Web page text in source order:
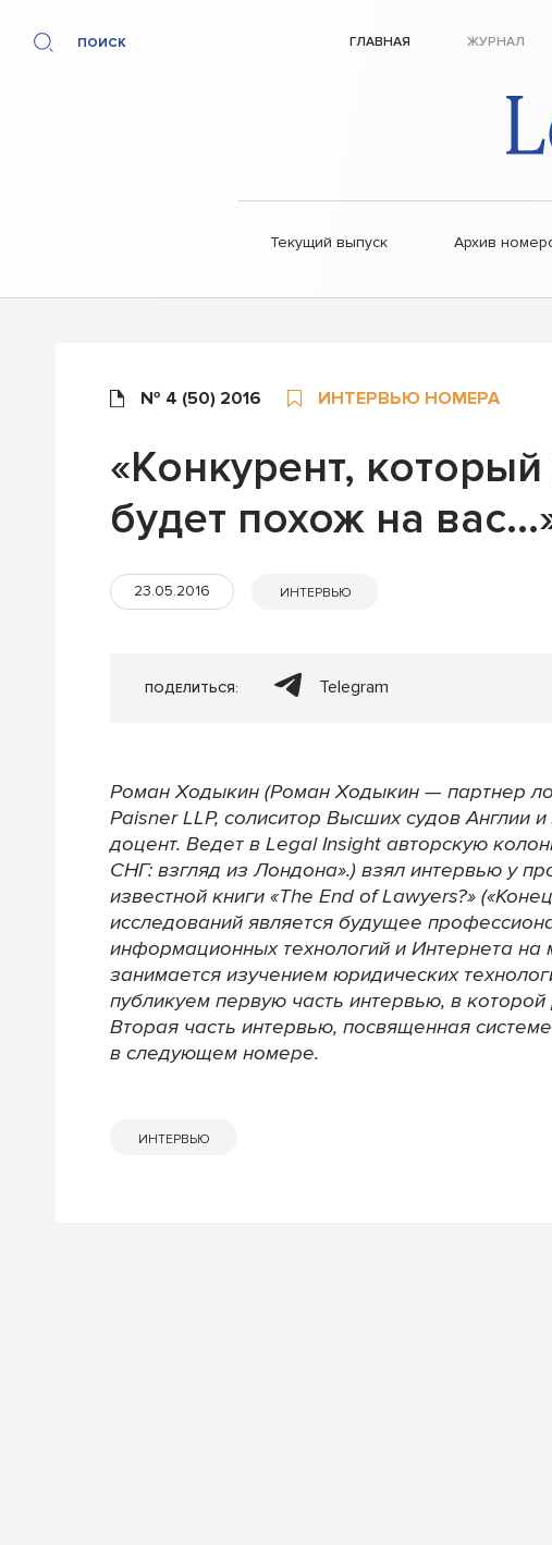
ПОИСК ГЛАВНАЯ ЖУРНАЛ
Текущий выпуск Архив
№ 4 (50) 2016 ИНТЕРВЬЮ НОМЕРА
«Конкурент,
будет похож на
23.05.2016 ИНТЕРВЬЮ
ПОДЕЛИТЬСЯ: Telegram
Роман Ходыкин (Роман Ходыкин — партнер
Paisner LLP, солиситор Высших судов Англии
доцент. Ведет в Legal Insight авторскую
СНГ: взгляд из Лондона».) взял интервью у
известной книги «The End of Lawyers?»
исследований является будущее
информационных технологий и Интернета
занимается изучением юридических
публикуем первую часть интервью, в
Вторая часть интервью, посвященная
в следующем номере.
ИНТЕРВЬЮ